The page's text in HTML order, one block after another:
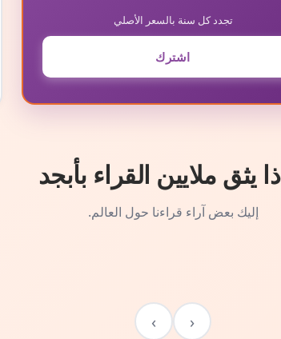
تجدد كل سنة بالسعر الأصلي
اشترك
يثق ملايين القراء بأبجد
إليك بعض آراء قراءنا حول العالم.
‹
›